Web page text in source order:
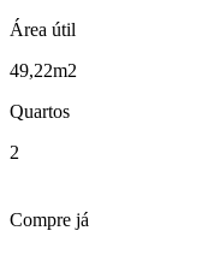
Área útil
49,22m2
Quartos
2
Compre já